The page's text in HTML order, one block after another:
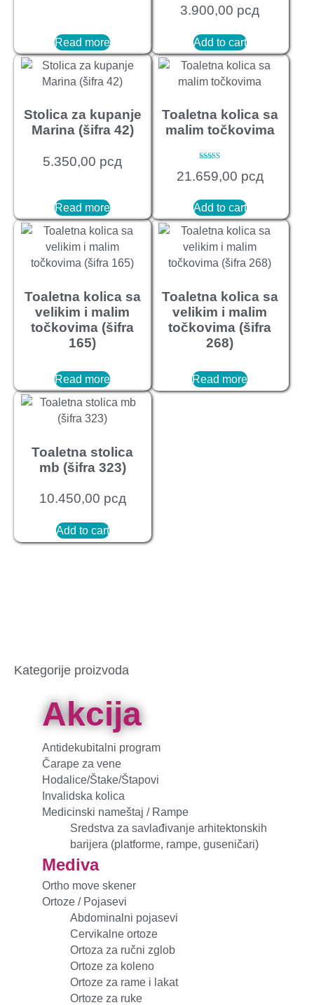
Kategorije proizvoda
Akcija
Antidekubitalni program
Čarape za vene
Hodalice/Štake/Štapovi
Invalidska kolica
Medicinski nameštaj / Rampe
Sredstva za savlađivanje arhitektonskih
barijera (platforme, rampe, guseničari)
Mediva
Ortho move skener
Ortoze / Pojasevi
Abdominalni pojasevi
Cervikalne ortoze
Ortoza za ručni zglob
Ortoze za koleno
Ortoze za rame i lakat
Ortoze za ruke
Read more
3.900,00 рсд
Add to cart
Stolica za kupanje
Marina (šifra 42)
5.350,00 рсд
Read more
Toaletna kolica sa
malim točkovima
3.00
out of
21.659,00 рсд
Add to cart
Toaletna kolica sa
velikim i malim
točkovima (šifra
165)
Read more
Toaletna kolica sa
velikim i malim
točkovima (šifra
268)
Read more
Toaletna stolica
mb (šifra 323)
10.450,00 рсд
Add to cart